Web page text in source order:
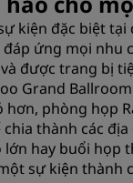
kiện đặc biệt
ứng mọi nhu
được trang bị
Grand
phòng họp
thành các
hay buổi họp
sự kiện thành